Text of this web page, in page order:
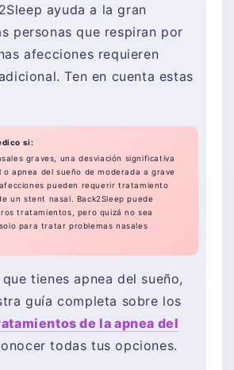
ayuda a la gran
personas que respiran por
afecciones requieren
Ten en cuenta estas
si:
graves, una desviación significativa
o apnea del sueño de moderada a grave
pueden requerir tratamiento
un stent nasal. Back2Sleep puede
tratamientos, pero quizá no sea
para tratar problemas nasales
tienes apnea del sueño,
guía completa sobre los
de la apnea del
todas tus opciones.